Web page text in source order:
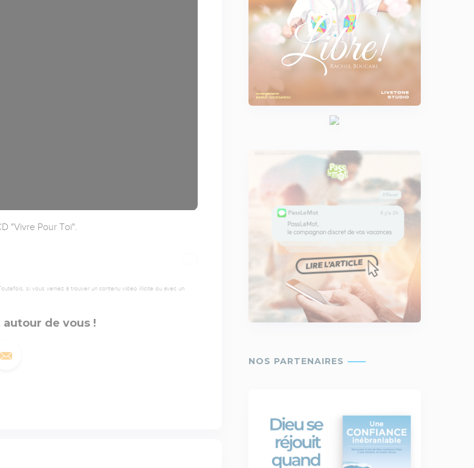
"Vivre Pour Toi".
si vous veniez à trouver un contenu vidéo illicite ou avec un
autour de vous !